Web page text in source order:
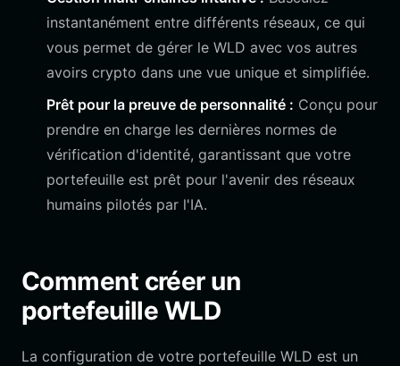
instantanément entre différents réseaux, ce qui
vous permet de gérer le WLD avec vos autres
avoirs crypto dans une vue unique et simplifiée.
Prêt pour la preuve de personnalité : Conçu pour
prendre en charge les dernières normes de
vérification d'identité, garantissant que votre
portefeuille est prêt pour l'avenir des réseaux
humains pilotés par l'IA.
Comment créer un
portefeuille WLD
La configuration de votre portefeuille WLD est un